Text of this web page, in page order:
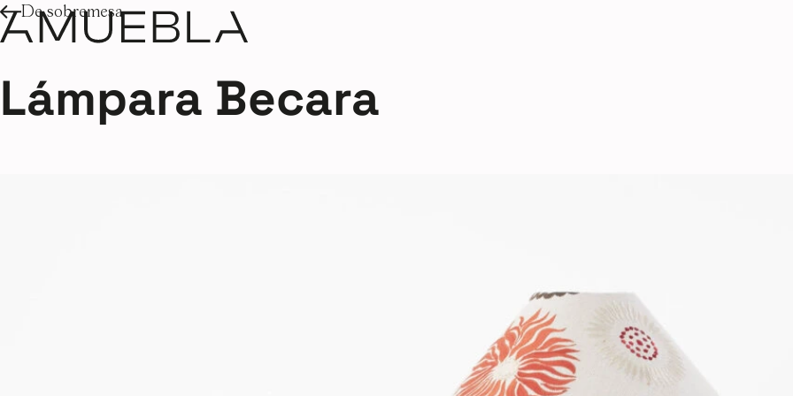
De sobremesa
Lámpara Becara